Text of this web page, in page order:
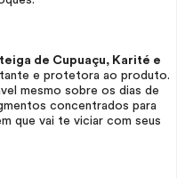
de Cupuaçu, Karité e
e protetora ao produto.
mesmo sobre os dias de
concentrados para
que vai te viciar com seus